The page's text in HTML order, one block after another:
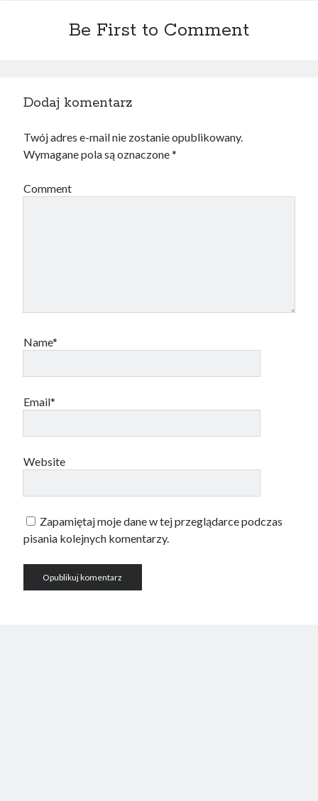
Be First to Comment
Dodaj komentarz
Twój adres e-mail nie zostanie opublikowany.
Wymagane pola są oznaczone*
Comment
Name*
Email*
Website
Zapamiętaj moje dane w tej przeglądarce podczas
pisania kolejnych komentarzy.